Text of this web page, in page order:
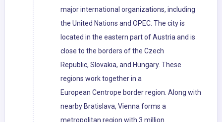
major international organizations, including
the United Nations and OPEC. The city is
located in the eastern part of Austria and is
close to the borders of the Czech
Republic, Slovakia, and Hungary. These
regions work together in a
European Centrope border region. Along with
nearby Bratislava, Vienna forms a
metropolitan region with 3 million